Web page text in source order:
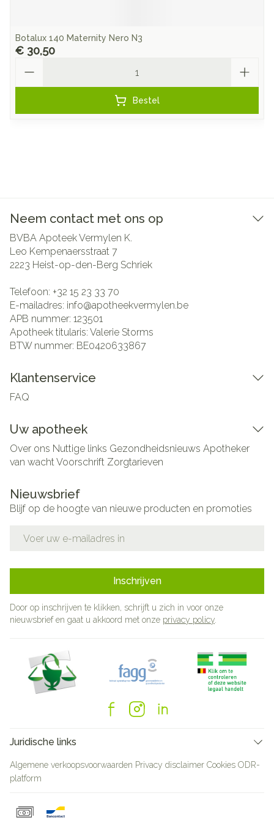
Botalux 140 Maternity Nero N3
€ 30,50
Bestel
Neem contact met ons op
BVBA Apoteek Vermylen K.
Leo Kempenaersstraat 7
2223 Heist-op-den-Berg Schriek
Telefoon: +32 15 23 33 70
E-mailadres: info@apotheekvermylen.be
APB nummer: 123501
Apotheek titularis: Valerie Storms
BTW nummer: BE0420633867
Klantenservice
FAQ
Uw apotheek
Over ons Nuttige links Gezondheidsnieuws Apotheker
van wachtVoorschrift Zorgtarieven
Nieuwsbrief
Blijf op de hoogte van nieuwe producten en promoties
Inschrijven
Door op inschrijven te klikken, schrijft u zich in voor onze
nieuwsbrief en gaat u akkoord met onze privacy policy
Juridische links
Algemene verkoopsvoorwaarden Privacy disclaimer Cookies ODR-
platform